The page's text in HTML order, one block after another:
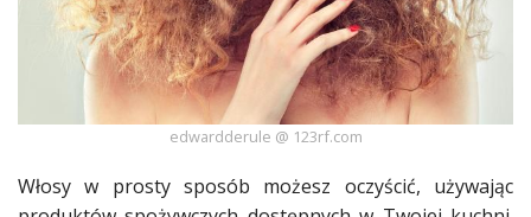
Porady
ekspertów
edwardderule @ 123rf.com
Włosy w prosty sposób możesz oczyścić, używając